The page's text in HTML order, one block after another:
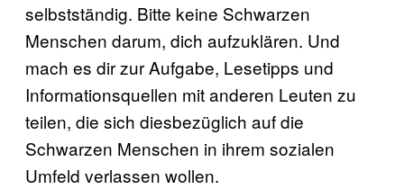
selbstständig. Bitte keine Schwarzen
Menschen darum, dich aufzuklären. Und
mach es dir zur Aufgabe, Lesetipps und
Informationsquellen mit anderen Leuten zu
teilen, die sich diesbezüglich auf die
Schwarzen Menschen in ihrem sozialen
Umfeld verlassen wollen.